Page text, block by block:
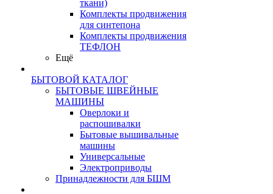
ткани)
Комплекты продвижения
для синтепона
Комплекты продвижения
ТЕФЛОН
Ещё
БЫТОВОЙ КАТАЛОГ
БЫТОВЫЕ ШВЕЙНЫЕ
МАШИНЫ
Оверлоки и
распошивалки
Бытовые вышивальные
машины
Универсальные
Электроприводы
Принадлежности для БШМ